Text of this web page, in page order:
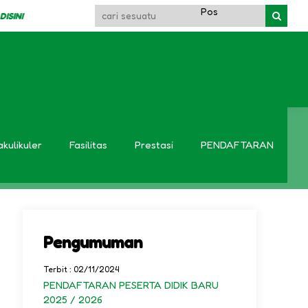
Fasilitas Prestasi PENDAFTARAN
2022/2023
Pengumuman
Terbit : 02/11/2024
PENDAFTARAN PESERTA DIDIK BARU
2025 / 2026